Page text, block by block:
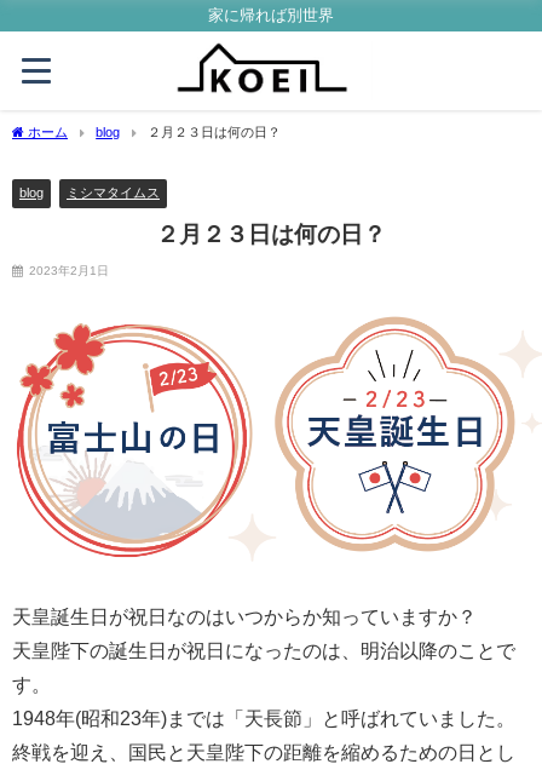
家に帰れば別世界
ホーム blog ２月２３日は何の日？
blog ミシマタイムス
２月２３日は何の日？
2023年2月1日
天皇誕生日が祝日なのはいつからか知っていますか？
天皇陛下の誕生日が祝日になったのは、明治以降のことで
す。
1948年(昭和23年)までは「天長節」と呼ばれていました。
終戦を迎え、国民と天皇陛下の距離を縮めるための日とし